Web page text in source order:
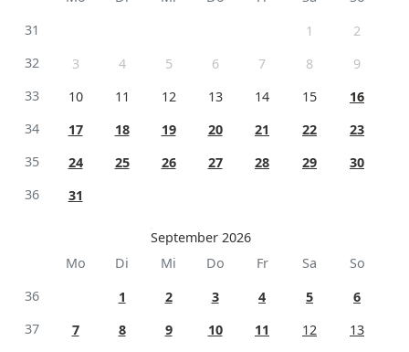
31
1
2
32
3 4 5 6 7 8
9
33
10 11 12 13 14 15
16
34
17 18 19 20 21 22
23
35
24 25 26 27 28 29
30
36
31
September 2026
Mo
Di Mi Do Fr Sa
So
36
1 2 3 4 5
6
37
7 8 9 10 11 12
13